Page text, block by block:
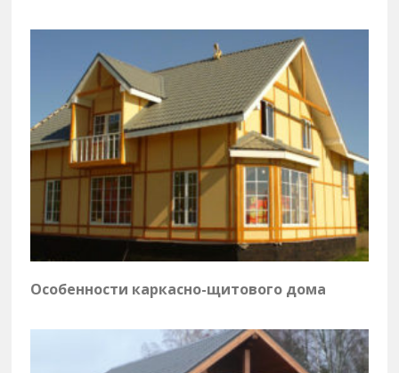
Особенности каркасно-щитового дома